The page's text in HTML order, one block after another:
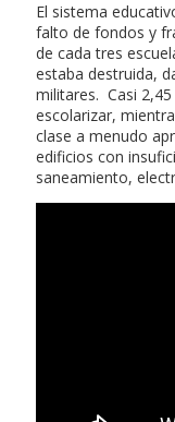
El sistema
falto de fondos y
de cada tres
estaba destruida,
militares. Casi
escolarizar,
clase a menudo
edificios con
saneamiento,